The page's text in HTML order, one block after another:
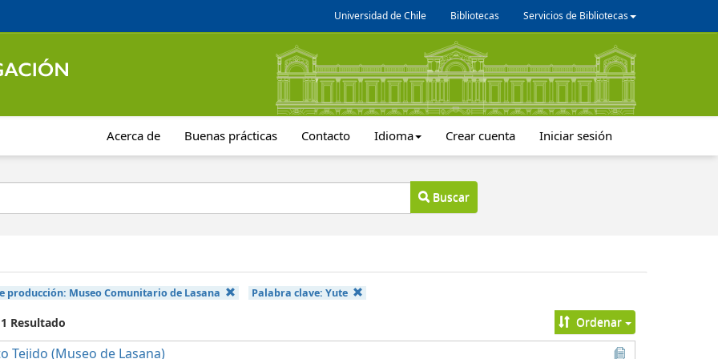
Universidad de Chile Bibliotecas Servicios de Bibliotecas
Acerca de Buenas prácticas Contacto Idioma Crear cuenta Iniciar sesión
Buscar
producción: Museo Comunitario de Lasana Palabra clave:Yute
Resultado Ordenar
Tejido (Museo de Lasana)